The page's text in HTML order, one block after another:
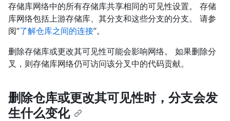
存储库网络中的所有存储库共享相同的可见性设置。 存储
库网络包括上游存储库、其分支和这些分支的分支。 请参
阅“了解仓库之间的连接”。
删除存储库或更改其可见性可能会影响网络。 如果删除分
叉，则存储库网络仍可访问该分叉中的代码贡献。
删除仓库或更改其可见性时，分支会发
生什么变化